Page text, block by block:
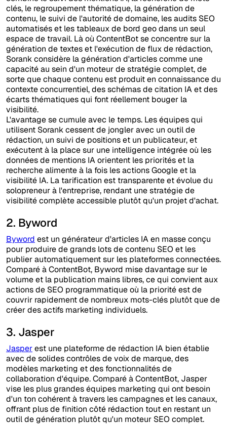
clés, le regroupement thématique, la génération de
contenu, le suivi de l'autorité de domaine, les audits SEO
automatisés et les tableaux de bord geo dans un seul
espace de travail. Là où ContentBot se concentre sur la
génération de textes et l'exécution de flux de rédaction,
Sorank considère la génération d'articles comme une
capacité au sein d'un moteur de stratégie complet, de
sorte que chaque contenu est produit en connaissance du
contexte concurrentiel, des schémas de citation IA et des
écarts thématiques qui font réellement bouger la
visibilité.
L'avantage se cumule avec le temps. Les équipes qui
utilisent Sorank cessent de jongler avec un outil de
rédaction, un suivi de positions et un publicateur, et
exécutent à la place sur une intelligence intégrée où les
données de mentions IA orientent les priorités et la
recherche alimente à la fois les actions Google et la
visibilité IA. La tarification est transparente et évolue du
solopreneur à l'entreprise, rendant une stratégie de
visibilité complète accessible plutôt qu'un projet d'achat.
2. Byword
Byword est un générateur d'articles IA en masse conçu
pour produire de grands lots de contenu SEO et les
publier automatiquement sur les plateformes connectées.
Comparé à ContentBot, Byword mise davantage sur le
volume et la publication mains libres, ce qui convient aux
actions de SEO programmatique où la priorité est de
couvrir rapidement de nombreux mots-clés plutôt que de
créer des actifs marketing individuels.
3. Jasper
Jasperest une plateforme de rédaction IA bien établie
avec de solides contrôles de voix de marque, des
modèles marketing et des fonctionnalités de
collaboration d'équipe. Comparé à ContentBot, Jasper
vise les plus grandes équipes marketing qui ont besoin
d'un ton cohérent à travers les campagnes et les canaux,
offrant plus de finition côté rédaction tout en restant un
outil de génération plutôt qu'un moteur SEO complet.